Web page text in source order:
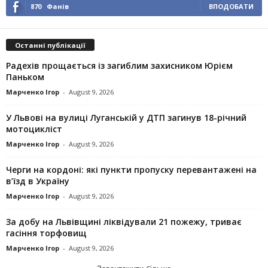
870 Фанів ВПОДОБАТИ
Останні публікації
Радехів прощається із загиблим захисником Юрієм
Паньком
Марченко Ігор - August 9, 2026
У Львові на вулиці Луганській у ДТП загинув 18-річний
мотоцикліст
Марченко Ігор - August 9, 2026
Черги на кордоні: які пункти пропуску перевантажені на
в’їзд в Україну
Марченко Ігор - August 9, 2026
За добу на Львівщині ліквідували 21 пожежу, триває
гасіння торфовищ
Марченко Ігор - August 9, 2026